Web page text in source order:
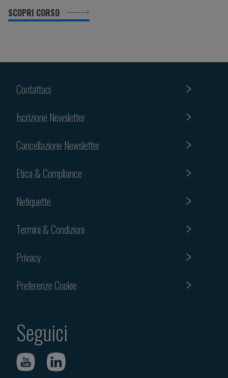
SCOPRI CORSO
Contattaci
Iscrizione Newsletter
Cancellazione Newsletter
Etica & Compliance
Netiquette
Termini & Condizioni
Privacy
Preferenze Cookie
Seguici